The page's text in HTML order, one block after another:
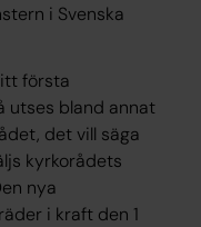
i Svenska
första
utses bland annat
det vill säga
kyrkorådets
nya
i kraft den 1